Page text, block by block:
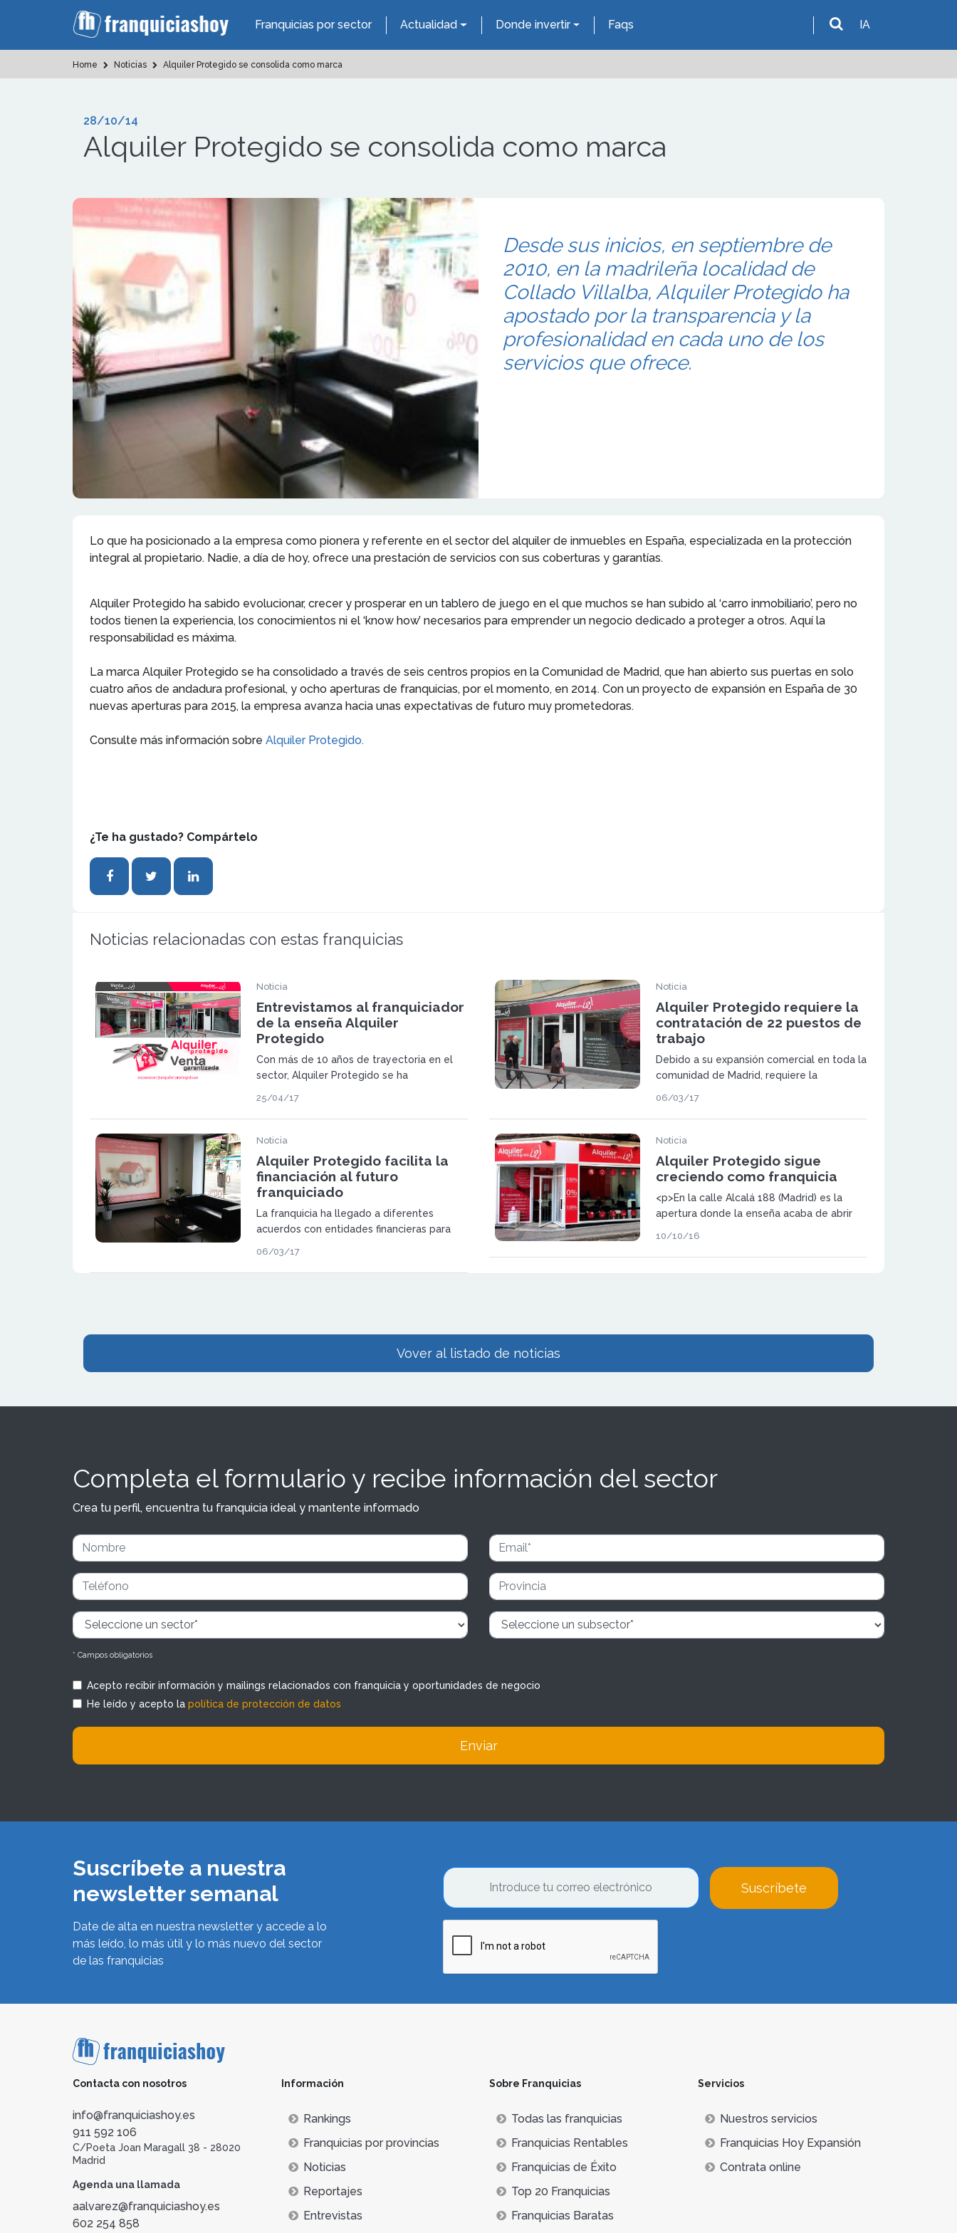
Franquicias por sector Actualidad Donde invertir Faqs IA
Home Noticias Alquiler Protegido se consolida como marca
28/10/14
Alquiler Protegido se consolida como marca
Desde sus inicios, en septiembre de
2010, en la madrileña localidad de
Collado Villalba, Alquiler Protegido ha
apostado por la transparencia y la
profesionalidad en cada uno de los
servicios que ofrece.
Lo que ha posicionado a la empresa como pionera y referente en el sector del alquiler de inmuebles en España, especializada en la protección
integral al propietario. Nadie, a día de hoy, ofrece una prestación de servicios con sus coberturas y garantías.
Alquiler Protegido ha sabido evolucionar, crecer y prosperar en un tablero de juego en el que muchos se han subido al ‘carro inmobiliario’, pero no
todos tienen la experiencia, los conocimientos ni el ‘know how’ necesarios para emprender un negocio dedicado a proteger a otros. Aquí la
responsabilidad es máxima.
La marca Alquiler Protegido se ha consolidado a través de seis centros propios en la Comunidad de Madrid, que han abierto sus puertas en solo
cuatro años de andadura profesional, y ocho aperturas de franquicias, por el momento, en 2014. Con un proyecto de expansión en España de 30
nuevas aperturas para 2015, la empresa avanza hacia unas expectativas de futuro muy prometedoras.
Consulte más información sobre Alquiler Protegido.
¿Te ha gustado? Compártelo
Noticias relacionadas con estas franquicias
Noticia
Entrevistamos al franquiciador
de la enseña Alquiler
Protegido
Con más de 10 años de trayectoria en el
sector, Alquiler Protegido se ha
y la venta de inmuebles en España
25/04/17
Noticia
Alquiler Protegido requiere la
contratación de 22 puestos de
trabajo
Debido a su expansión comercial en toda la
comunidad de Madrid, requiere la
otros 10 para sus oficinas franquiciadas.
06/03/17
Noticia
Alquiler Protegido facilita la
financiación al futuro
franquiciado
La franquicia ha llegado a diferentes
acuerdos con entidades financieras para
06/03/17
Noticia
Alquiler Protegido sigue
creciendo como franquicia
<p>En la calle Alcalá 188 (Madrid) es la
apertura donde la enseña acaba de abrir
10/10/16
Vover al listado de noticias
Completa el formulario y recibe información del sector
Crea tu perfil, encuentra tu franquicia ideal y mantente informado
* Campos obligatorios
Acepto recibir información y mailings relacionados con franquicia y oportunidades de negocio
He leído y acepto la política de protección de datos
Enviar
Suscríbete a nuestra
newsletter semanal
Date de alta en nuestra newsletter y accede a lo
más leído, lo más útil y lo más nuevo del sector
de las franquicias
Suscríbete
Contacta con nosotros
info@franquiciashoy.es
911 592 106
C/Poeta Joan Maragall 38 - 28020
Madrid
Agenda una llamada
aalvarez@franquiciashoy.es
602 254 858
Información
Rankings
Franquicias por provincias
Noticias
Reportajes
Entrevistas
Sobre Franquicias
Todas las franquicias
Franquicias Rentables
Franquicias de Éxito
Top 20 Franquicias
Franquicias Baratas
Servicios
Nuestros servicios
Franquicias Hoy Expansión
Contrata online